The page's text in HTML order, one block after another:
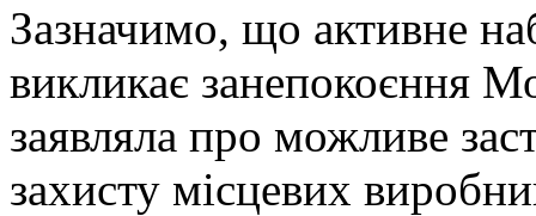
Зазначимо, що активне
викликає занепокоєння
заявляла про можливе
захисту місцевих